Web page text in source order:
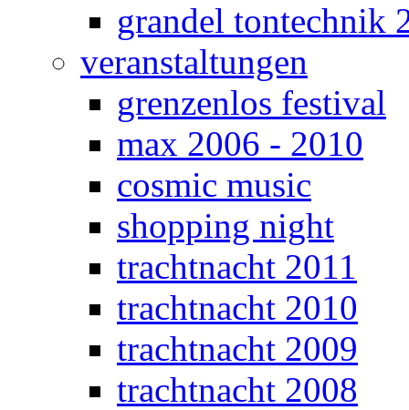
grandel tontechnik
veranstaltungen
grenzenlos festival
max 2006 - 2010
cosmic music
shopping night
trachtnacht 2011
trachtnacht 2010
trachtnacht 2009
trachtnacht 2008